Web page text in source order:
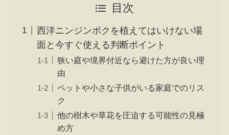
目次
西洋ニンジンボクを植えてはいけない場
面と今すぐ使える判断ポイント
狭い庭や境界付近なら避けた方が良い理
由
ペットや小さな子供がいる家庭でのリス
ク
他の樹木や草花を圧迫する可能性の見極
め方